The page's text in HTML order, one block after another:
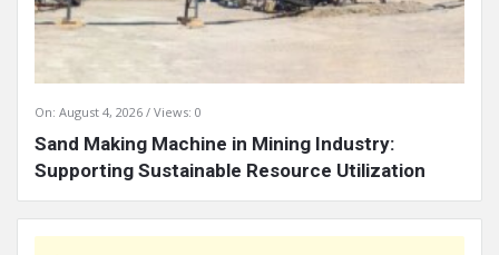
On: August 4, 2026 Views: 0
Sand Making Machine in Mining Industry:
Supporting Sustainable Resource Utilization